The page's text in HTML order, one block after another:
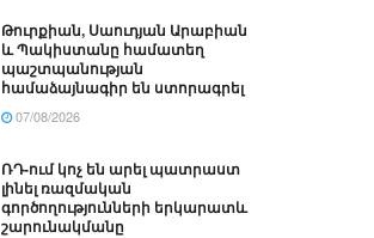
Թուրքիան, Սաուդյան Արաբիան
և Պակիստանը համատեղ
պաշտպանության
համաձայնագիր են ստորագրել
07/08/2026
ՌԴ-ում կոչ են արել պատրաստ
լինել ռազմական
գործողությունների երկարատև
շարունակմանը